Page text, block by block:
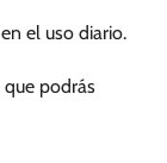
la
de
el uso diario.
podrás